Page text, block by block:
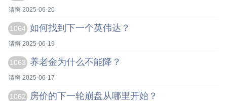
请辩 2025-06-20
1064 如何找到下一个英伟达？
请辩 2025-06-19
1063 养老金为什么不能降？
请辩 2025-06-17
1062 房价的下一轮崩盘从哪里开始？